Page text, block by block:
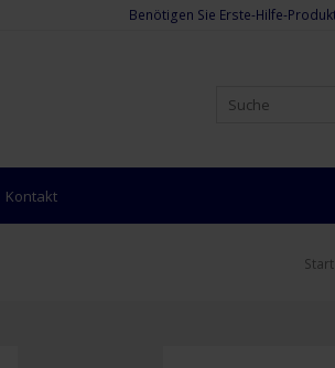
Benötigen Sie Erste-Hilfe-
Kontakt
Start